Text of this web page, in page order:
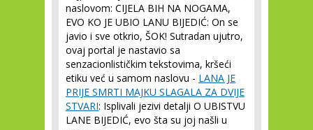
naslovom: CIJELA BIH NA NOGAMA,
EVO KO JE UBIO LANU BIJEDIĆ: On se
javio i sve otkrio, ŠOK! Sutradan ujutro,
ovaj portal je nastavio sa
senzacionlističkim tekstovima, kršeći
etiku već u samom naslovu - LANA JE
PRIJE SMRTI MAJKU SLAGALA ZA DVIJE
STVARI: Isplivali jezivi detalji O UBISTVU
LANE BIJEDIĆ, evo šta su joj našli u